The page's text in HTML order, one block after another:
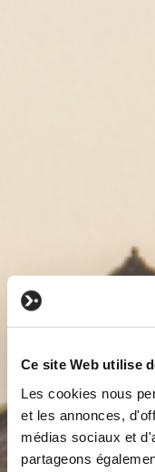
Ce site Web utilise
Les cookies nous
et les annonces,
médias sociaux et
partageons